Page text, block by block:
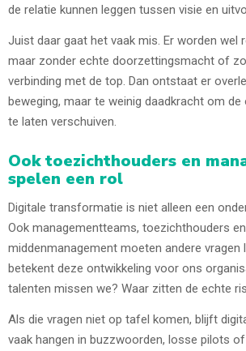
de relatie kunnen leggen tussen visie en
Juist daar gaat het vaak mis. Er worden wel
maar zonder echte doorzettingsmacht of
verbinding met de top. Dan ontstaat er
beweging, maar te weinig daadkracht om de
te laten verschuiven.
Ook toezichthouders en
spelen een rol
Digitale transformatie is niet alleen een
Ook managementteams, toezichthouders en
middenmanagement moeten andere vragen
betekent deze ontwikkeling voor ons
talenten missen we? Waar zitten de echte
Als die vragen niet op tafel komen, blijft
vaak hangen in buzzwoorden, losse pilots